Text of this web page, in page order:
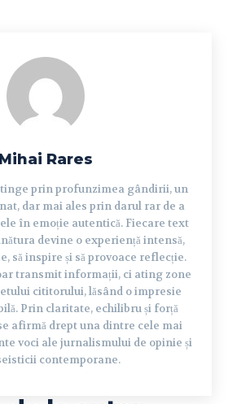
Mihai Rares
prin profunzimea gândirii, un
dar mai ales prin darul rar de a
în emoție autentică. Fiecare text
devine o experiență intensă,
să inspire și să provoace reflecție.
transmit informații, ci ating zone
cititorului, lăsând o impresie
Prin claritate, echilibru și forță
afirmă drept una dintre cele mai
voci ale jurnalismului de opinie și
contemporane.